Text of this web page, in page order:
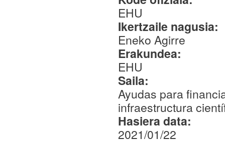
EHU
Ikertzaile nagusia:
Eneko Agirre
Erakundea:
EHU
Saila:
Ayudas para
infraestructura
Hasiera data:
2021/01/22